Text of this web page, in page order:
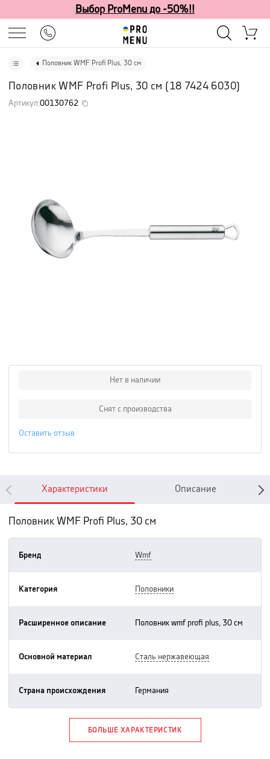
Выбор ProMenu до -50%!!
Половник WMF Profi Plus, 30 см
Половник WMF Profi Plus, 30 см (18 7424 6030)
Артикул:00130762
Нет в наличии
Снят с производства
Оставить отзыв
Характеристики Описание
Половник WMF Profi Plus, 30 см
Бренд wmf
Категория половники
Расширенное описание половник wmf profi plus, 30 см
Основной материал сталь нержавеющая
Страна происхождения германия
БОЛЬШЕ ХАРАКТЕРИСТИК